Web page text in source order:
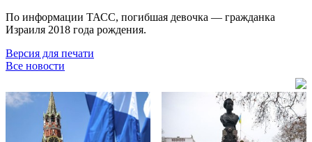
По информации ТАСС, погибшая девочка — гражданка
Израиля 2018 года рождения.
Версия для печати
Все новости